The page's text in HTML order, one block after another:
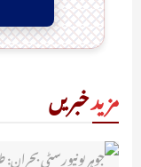
مزیدخبریں